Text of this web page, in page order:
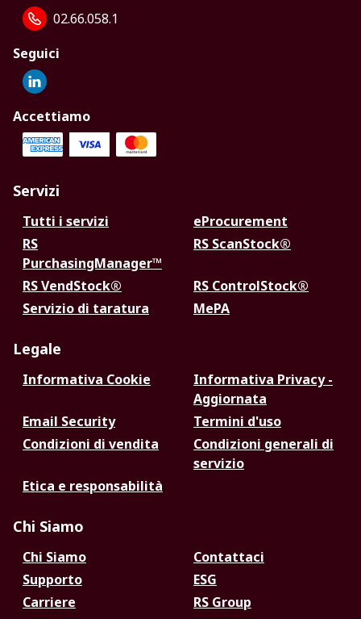
02.66.058.1
Seguici
Accettiamo
Servizi
Tutti i servizi
eProcurement
RS
PurchasingManager™
RS ScanStock®
RS VendStock®
RS ControlStock®
Servizio di taratura
MePA
Legale
Informativa Cookie
Informativa Privacy -
Aggiornata
Email Security
Termini d'uso
Condizioni di vendita
Condizioni generali di
servizio
Etica e responsabilità
Chi Siamo
Chi Siamo
Contattaci
Supporto
ESG
Carriere
RS Group